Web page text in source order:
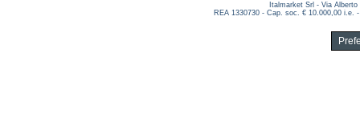
Italmarket Srl - Via
REA 1330730 - Cap. soc. € 10.000,00 i.e.